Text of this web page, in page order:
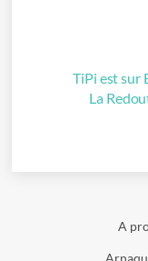
TiPi est sur
La
A